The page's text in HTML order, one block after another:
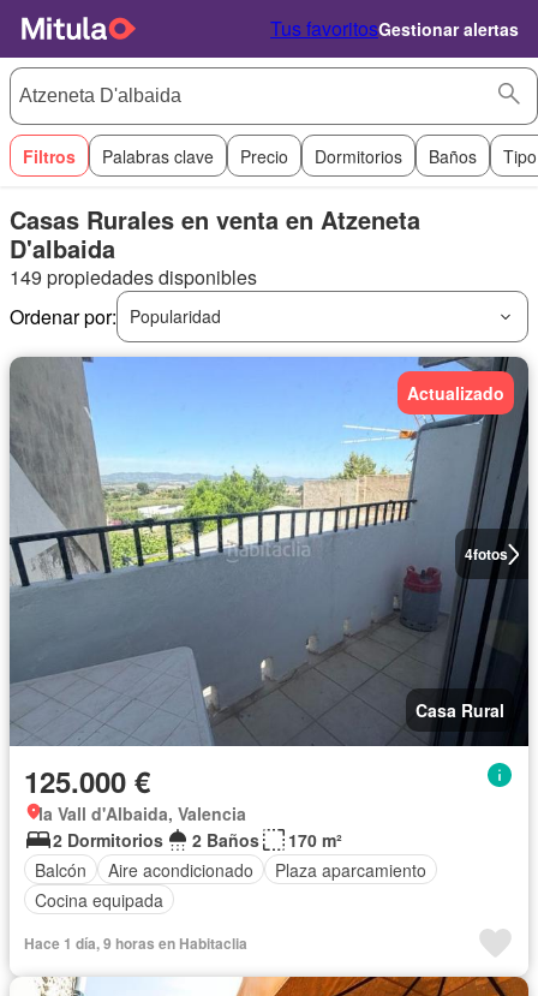
Tus favoritosGestionar alertas
Filtros Palabras clave Precio Dormitorios Baños
Casas Rurales en venta en Atzeneta
D'albaida
149 propiedades disponibles
Ordenar por:
Popularidad
4fotos
Actualizado
Casa Rural
125.000 €
la Vall d'Albaida, Valencia
2 Dormitorios
2 Baños
170 m²
Balcón
Aire acondicionado
Plaza aparcamiento
Cocina equipada
Hace 1 día, 9 horas en Habitaclia